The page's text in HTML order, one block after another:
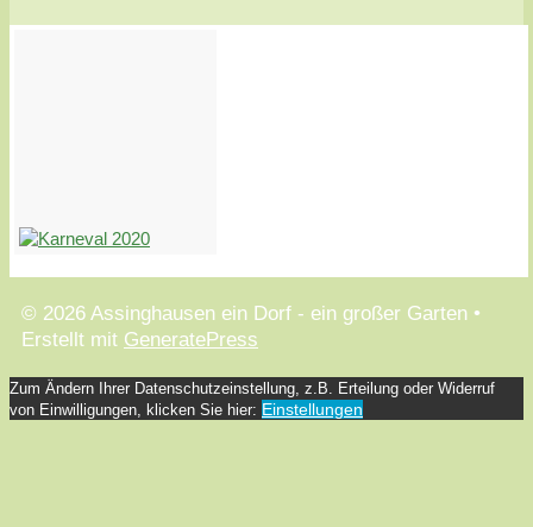
© 2026 Assinghausen ein Dorf - ein großer Garten •
Erstellt mit GeneratePress
Zum Ändern Ihrer Datenschutzeinstellung, z.B. Erteilung oder Widerruf
von Einwilligungen, klicken Sie hier: Einstellungen